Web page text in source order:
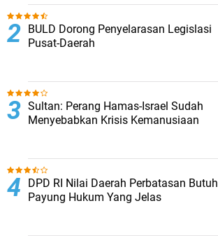
BULD Dorong Penyelarasan Legislasi
Pusat-Daerah
Sultan: Perang Hamas-Israel Sudah
Menyebabkan Krisis Kemanusiaan
DPD RI Nilai Daerah Perbatasan Butuh
Payung Hukum Yang Jelas